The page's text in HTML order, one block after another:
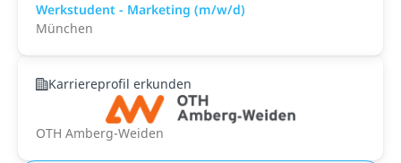
Werkstudent - Marketing (m/w/d)
München
Karriereprofil erkunden
OTH Amberg-Weiden